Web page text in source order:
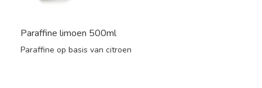
Paraffine limoen 500ml
Paraffine op basis van citroen